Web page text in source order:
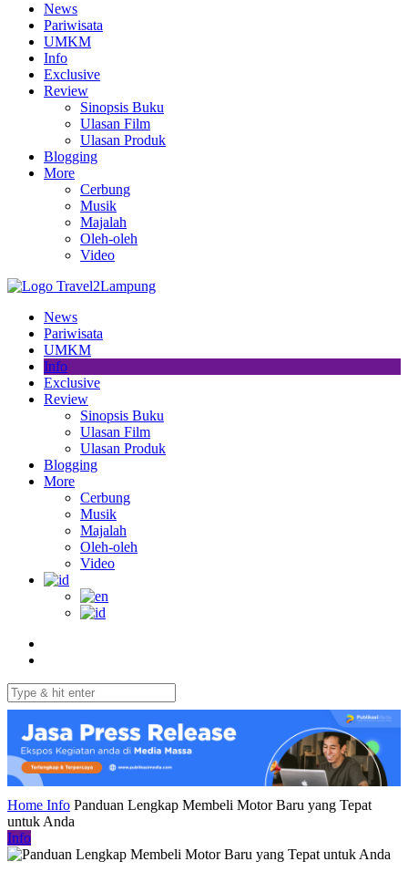
News
Pariwisata
UMKM
Info
Exclusive
Review
Sinopsis Buku
Ulasan Film
Ulasan Produk
Blogging
More
Cerbung
Musik
Majalah
Oleh-oleh
Video
News
Pariwisata
UMKM
Info
Exclusive
Review
Sinopsis Buku
Ulasan Film
Ulasan Produk
Blogging
More
Cerbung
Musik
Majalah
Oleh-oleh
Video
Home Info Panduan Lengkap Membeli Motor Baru yang Tepat
untuk Anda
Info